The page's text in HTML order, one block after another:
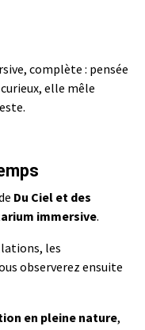
complète : pensée
elle mêle
Du Ciel et des
immersive.
les
observerez ensuite
en pleine nature,